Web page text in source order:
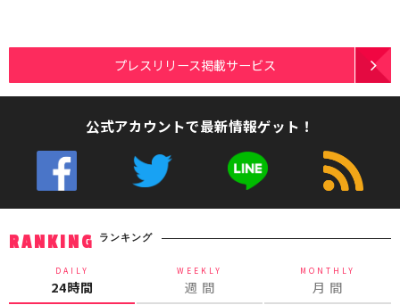
プレスリリース掲載サービス
公式アカウントで最新情報ゲット！
RANKING ランキング
DAILY
24時間
WEEKLY
週 間
MONTHLY
月 間